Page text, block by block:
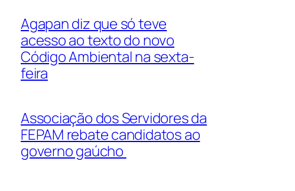
Agapan diz que só teve
acesso ao texto do novo
Código Ambiental na sexta-
feira
Associação dos Servidores da
FEPAM rebate candidatos ao
governo gaúcho